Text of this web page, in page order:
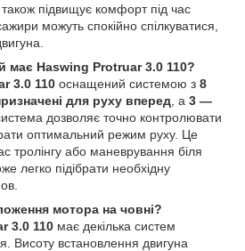
підвищує комфорт під час
можуть спокійно спілкуватися,
має Haswing Protruar 3.0 110?
3.0 110 оснащений системою з 8
для руху вперед , а 3 —
дозволяє точно контролювати
оптимальний режим руху. Це
тролінгу або маневрування біля
легко підібрати необхідну
мотора на човні?
3.0 110 має декілька систем
Висоту встановлення двигуна